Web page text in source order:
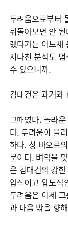
두려움으로부터
뒤돌아보면 안
랬다가는 어느새
지나친 분석도
수 있으니까.
김대건은 과거와
그때였다. 놀라
다. 두려움이 물
하다. 성 바오로
문이다. 벼락을
은 김대건의 강
압적이고 압도적
두려움은 이제
과 마음 밖을 향